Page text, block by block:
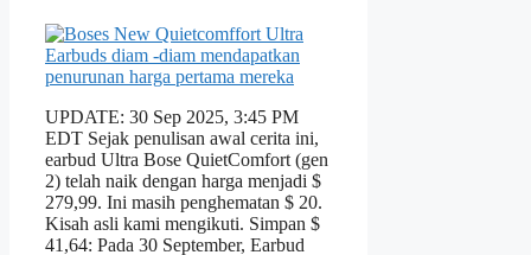
UPDATE: 30 Sep 2025, 3:45 PM
EDT Sejak penulisan awal cerita ini,
earbud Ultra Bose QuietComfort (gen
2) telah naik dengan harga menjadi $
279,99. Ini masih penghematan $ 20.
Kisah asli kami mengikuti. Simpan $
41,64: Pada 30 September, Earbud